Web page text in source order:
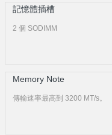
記憶體插槽
2 個 SODIMM
Memory Note
傳輸速率最高到 3200 MT/s。